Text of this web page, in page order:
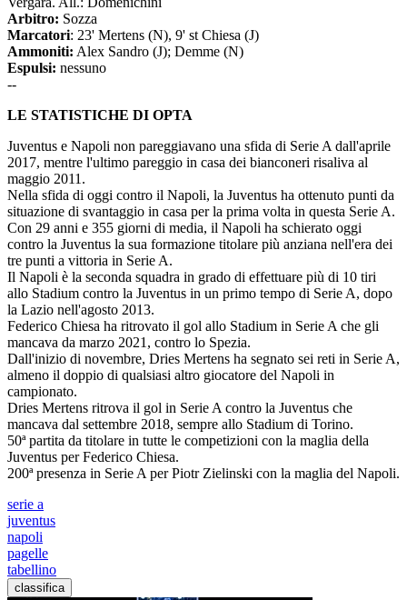
Arbitro: Sozza
Marcatori: 23' Mertens (N), 9' st Chiesa (J)
Ammoniti: Alex Sandro (J); Demme (N)
Espulsi: nessuno
--
LE STATISTICHE DI OPTA
Juventus e Napoli non pareggiavano una sfida di Serie A dall'aprile
2017, mentre l'ultimo pareggio in casa dei bianconeri risaliva al
maggio 2011.
Nella sfida di oggi contro il Napoli, la Juventus ha ottenuto punti da
situazione di svantaggio in casa per la prima volta in questa Serie A.
Con 29 anni e 355 giorni di media, il Napoli ha schierato oggi
contro la Juventus la sua formazione titolare più anziana nell'era dei
tre punti a vittoria in Serie A.
Il Napoli è la seconda squadra in grado di effettuare più di 10 tiri
allo Stadium contro la Juventus in un primo tempo di Serie A, dopo
la Lazio nell'agosto 2013.
Federico Chiesa ha ritrovato il gol allo Stadium in Serie A che gli
mancava da marzo 2021, contro lo Spezia.
Dall'inizio di novembre, Dries Mertens ha segnato sei reti in Serie A,
almeno il doppio di qualsiasi altro giocatore del Napoli in
campionato.
Dries Mertens ritrova il gol in Serie A contro la Juventus che
mancava dal settembre 2018, sempre allo Stadium di Torino.
50ª partita da titolare in tutte le competizioni con la maglia della
Juventus per Federico Chiesa.
200ª presenza in Serie A per Piotr Zielinski con la maglia del Napoli.
serie a
juventus
napoli
pagelle
tabellino
classifica